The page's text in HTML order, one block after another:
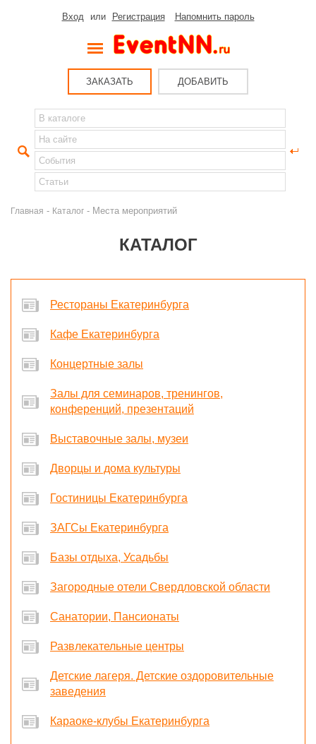
Вход или Регистрация Напомнить пароль
ЗАКАЗАТЬ ДОБАВИТЬ
Главная - Каталог - Места мероприятий
КАТАЛОГ
Рестораны Екатеринбурга
Кафе Екатеринбурга
Концертные залы
Залы для семинаров, тренингов,
конференций, презентаций
Выставочные залы, музеи
Дворцы и дома культуры
Гостиницы Екатеринбурга
ЗАГСы Екатеринбурга
Базы отдыха, Усадьбы
Загородные отели Свердловской области
Санатории, Пансионаты
Развлекательные центры
Детские лагеря. Детские оздоровительные
заведения
Караоке-клубы Екатеринбурга